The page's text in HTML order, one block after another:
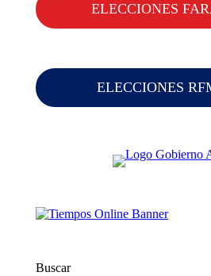
ELECCIONES
ELECCIONES
Buscar